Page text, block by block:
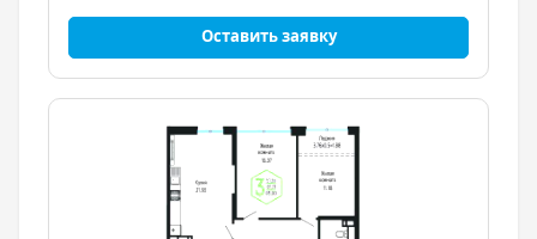
Оставить заявку